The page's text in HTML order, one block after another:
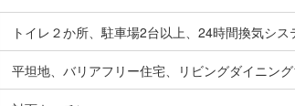
トイレ２か所、駐車場2台以上、24時間換気シ
平坦地、バリアフリー住宅、リビングダイニン